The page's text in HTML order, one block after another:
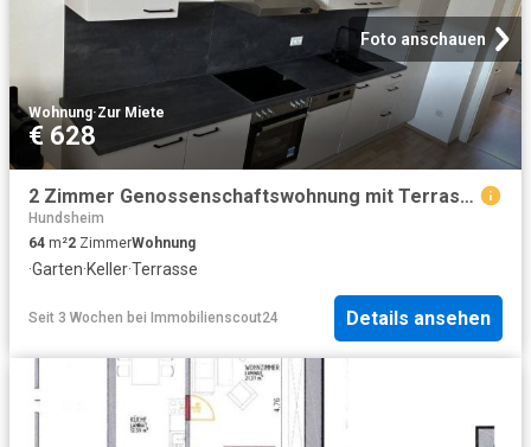
Foto anschauen
Wohnung·Zur Miete
€ 628
2 Zimmer Genossenschaftswohnung mit Terrasse
Hundsheim
64 m²2 ZimmerWohnung
·Garten·Keller·Terrasse
Seit 3 Wochen bei Immobilienscout24 Details ansehen